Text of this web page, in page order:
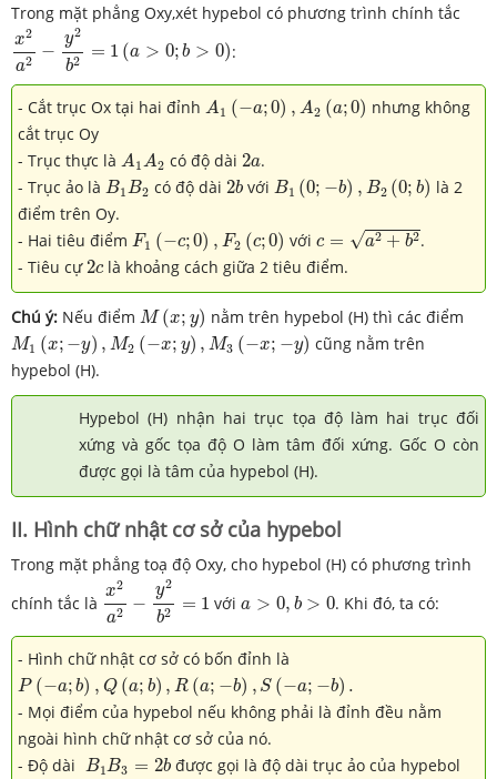
Trong mặt phẳng Oxy,xét hypebol có phương trình chính tắc
x2
a2 −
y2
b2 = 1 (a > 0; b > 0)
x2a2−y2b2=1(a >0;b>0)
:
- Cắt trục Ox tại hai đỉnh A1 (−a;0) , A2 (a;0)
A (− ;0),A ( 0)
nhưng không
cắt trục Oy
- Trục thực là A1 A2
A A có độ dài 2a
2a.
- Trục ảo là B1 B2
B1 B2 có độ dài 2b
2bvới B1 (0; −b) , B2 (0; b)
B1 (0;− b),B 2(0 ;b)
là 2
điểm trên Oy.
- Hai tiêu điểm F1 (−c;0) , F2 (c;0)
F1 (− ;0),F 2(c 0) vớic = √a2 + b2
+b2
.
- Tiêu cự2c
2c là khoảng cách giữa 2 tiêu điểm.
Chú ý: Nếu điểm M (x; y)
M(x;y ) nằm trên hypebol (H) thì các điểm
M1 (x; −y) , M2 (−x; y) , M3 (−x; −y)
M1 (x;− ),M 2(− x ),M3( −x; −y
cũng nằm trên
hypebol (H).
Hypebol (H) nhận hai trục tọa độ làm hai trục đối
xứng và gốc tọa độ O làm tâm đối xứng. Gốc O còn
được gọi là tâm của hypebol (H).
II. Hình chữ nhật cơ sở của hypebol
Trong mặt phẳng toạ độ Oxy, cho hypebol (H) có phương trình
chính tắc là
x2
a2 −
y2
b2 = 1
x2a2 −y2b2=1
vớia > 0, b > 0
a >0 ,b >0 . Khi đó, ta có:
- Hình chữ nhật cơ sở có bốn đỉnh là
P (−a; b) , Q (a; b) , R (a; −b) , S (−a; −b) .
P( − ;b),Q a; b),R(a −b ),S a; b) .
- Mọi điểm của hypebol nếu không phải là đỉnh đều nằm
ngoài hình chữ nhật cơ sở của nó.
- Độ dài
B1B3 = 2b
B1 B3 b được gọi là độ dài trục ảo của hypebol